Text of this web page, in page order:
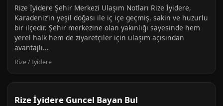
Rize İyidere Şehir Merkezi Ulaşım Notları Rize İyidere,
Karadeniz’in yeşil doğası ile iç içe geçmiş, sakin ve huzurlu
bir ilçedir. Şehir merkezine olan yakınlığı sayesinde hem
yerel halk hem de ziyaretçiler için ulaşım açısından
avantajlı...
Rize / İyidere
Rize İyidere Guncel Bayan Bul